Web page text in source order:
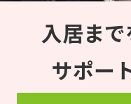
入居まで
サポー